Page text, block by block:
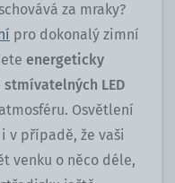
za mraky?
pro dokonalý zimní
energeticky
stmívatelných LED
Osvětlení
v případě, že vaši
venku o něco déle,